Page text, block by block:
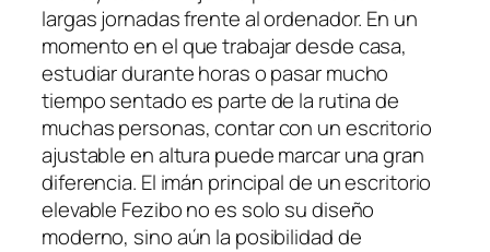
largas jornadas frente al ordenador. En un
momento en el que trabajar desde casa,
estudiar durante horas o pasar mucho
tiempo sentado es parte de la rutina de
muchas personas, contar con un escritorio
ajustable en altura puede marcar una gran
diferencia. El imán principal de un escritorio
elevable Fezibo no es solo su diseño
moderno, sino aún la posibilidad de